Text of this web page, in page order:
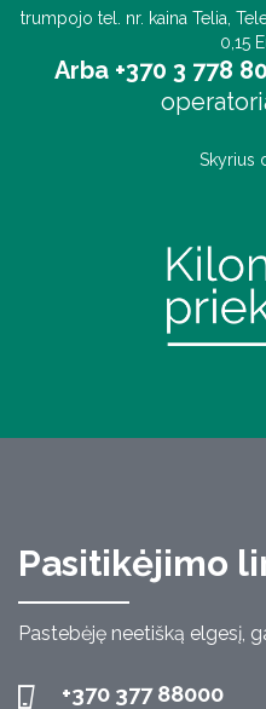
trumpojo tel. nr. kaina Telia,
0,15
Arba +370 3 778
Skyrius
Pasitikėjimo
Pastebėję neetišką elgesį,
+370 377 88000